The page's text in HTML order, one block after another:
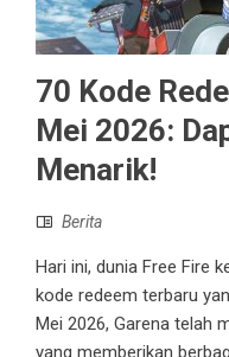
70 Kode
Mei 2026:
Menarik!
Berita
Hari ini, dunia Free Fire
kode redeem terbaru
Mei 2026, Garena telah
yang memberikan